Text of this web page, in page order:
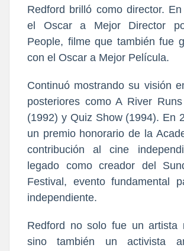
Redford brilló como director.
el Oscar a Mejor Director
People, filme que también fue
con el Oscar a Mejor Película.
Continuó mostrando su visión
posteriores como A River
(1992) y Quiz Show (1994). En
un premio honorario de la
contribución al cine
legado como creador del
Festival, evento fundamental
independiente.
Redford no solo fue un artista
sino también un activista